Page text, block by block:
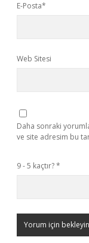
E-Posta*
Web Sitesi
Daha sonraki
ve site adresim bu
9 - 5 kaçtır?*